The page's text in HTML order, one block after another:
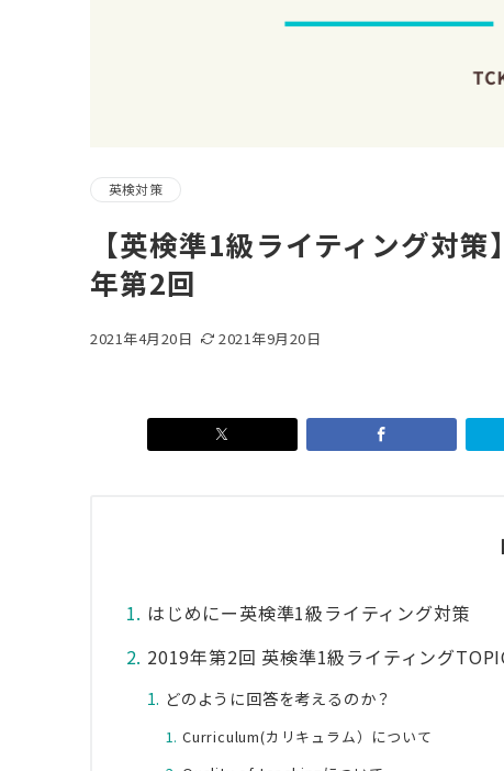
英検対策
【英検準1級ライティング対
年第2回
2021年4月20日 2021年9月20日
はじめにー英検準1級ライティング対策
2019年第2回 英検準1級ライティング
どのように回答を考えるのか？
Curriculum(カリキュラム）について